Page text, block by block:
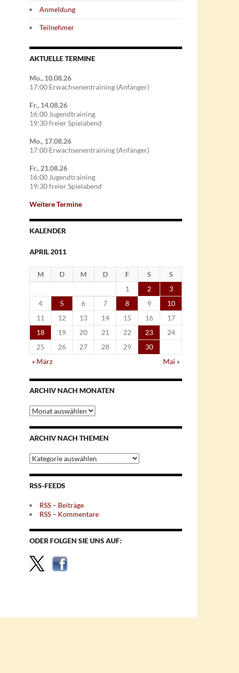
Anmeldung
Teilnehmer
AKTUELLE TERMINE
Mo., 10.08.26
17:00 Erwachsenentraining (Anfänger)
Fr., 14.08.26
16:00 Jugendtraining
19:30 freier Spielabend
Mo., 17.08.26
17:00 Erwachsenentraining (Anfänger)
Fr., 21.08.26
16:00 Jugendtraining
19:30 freier Spielabend
Weitere Termine
KALENDER
APRIL 2011
M D M D F S
S
1
2
3
4
5 6 7 8 9
10
11
12 13 14 15 16
17
18
19 20 21 22 23
24
25
26 27 28 29
30
« März
Mai »
ARCHIV NACH MONATEN
Archiv
nach
Monaten
ARCHIV NACH THEMEN
Archiv
nach
Themen
RSS-FEEDS
RSS – Beiträge
RSS – Kommentare
ODER FOLGEN SIE UNS AUF: